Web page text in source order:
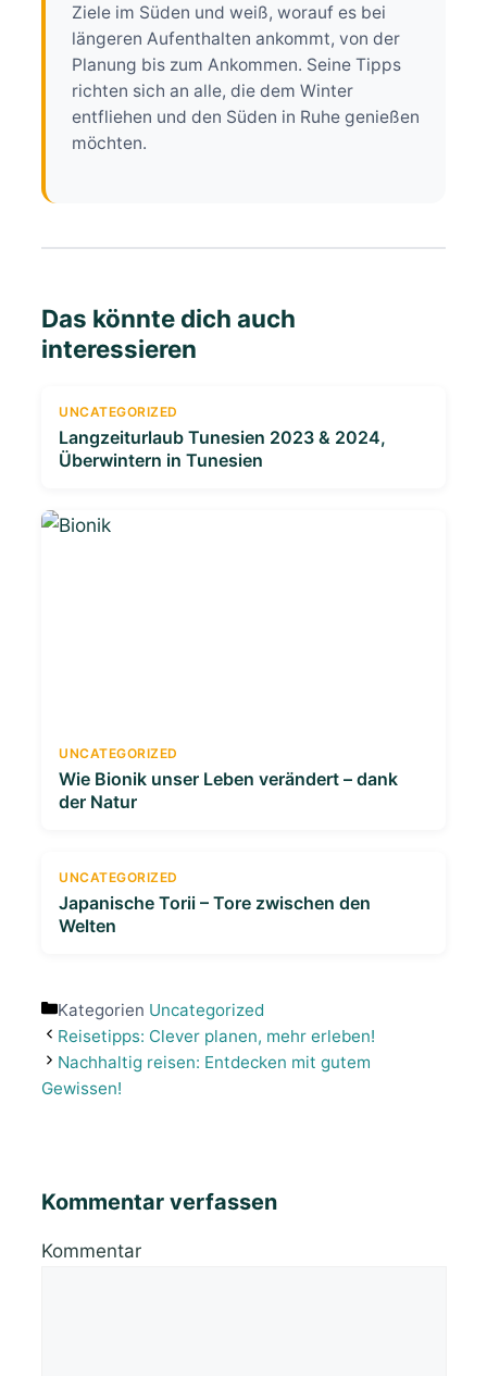
Ziele im Süden und weiß, worauf es bei
längeren Aufenthalten ankommt, von der
Planung bis zum Ankommen. Seine Tipps
richten sich an alle, die dem Winter
entfliehen und den Süden in Ruhe genießen
möchten.
Das könnte dich auch
interessieren
UNCATEGORIZED
Langzeiturlaub Tunesien 2023 & 2024,
Überwintern in Tunesien
UNCATEGORIZED
Wie Bionik unser Leben verändert – dank
der Natur
UNCATEGORIZED
Japanische Torii – Tore zwischen den
Welten
Kategorien Uncategorized
Reisetipps: Clever planen, mehr erleben!
Nachhaltig reisen: Entdecken mit gutem
Gewissen!
Kommentar verfassen
Kommentar